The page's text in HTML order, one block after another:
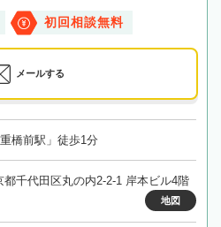
初回相談無料
メールする
橋前駅」徒歩1分
都千代田区丸の内2-2-1 岸本ビル4階
地図